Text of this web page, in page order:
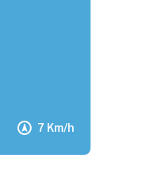
7 Km/h